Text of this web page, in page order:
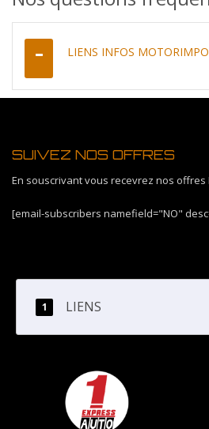
LIENS INFOS
SUIVEZ NOS OFFRES
En souscrivant vous recevrez nos offres
[email-subscribers namefield="NO"
LIENS